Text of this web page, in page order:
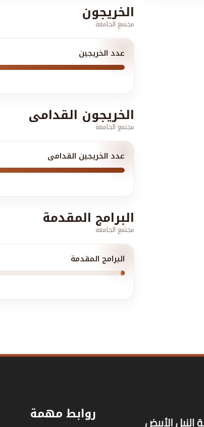
الخريجون
مجتمع الجامعة
عدد الخريجين
الخريجون القدامى
مجتمع الجامعة
عدد الخريجين القدامى
البرامج المقدمة
مجتمع الجامعة
البرامج المقدمة
روابط مهمة